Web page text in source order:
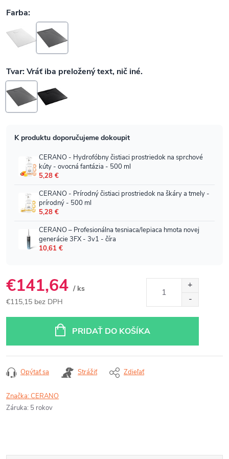
€141,64 / ks
€115,15 bez DPH
PRIDAŤ DO KOŠÍKA
Opýtať sa Strážiť Zdieľať
Značka:CERANO
Záruka: 5 rokov